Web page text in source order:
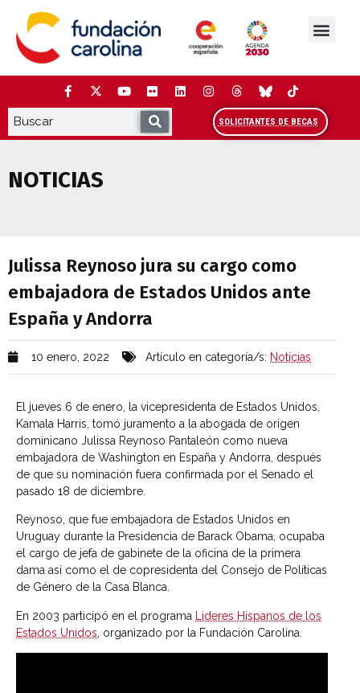
contenido
SOLICITANTES DE BECAS
NOTICIAS
Julissa Reynoso jura su cargo como
embajadora de Estados Unidos ante
España y Andorra
10 enero, 2022 Artículo en categoría/s: Noticias
El jueves 6 de enero, la vicepresidenta de Estados Unidos,
Kamala Harris, tomó juramento a la abogada de origen
dominicano Julissa Reynoso Pantaleón como nueva
embajadora de Washington en España y Andorra, después
de que su nominación fuera confirmada por el Senado el
pasado 18 de diciembre.
Reynoso, que fue embajadora de Estados Unidos en
Uruguay durante la Presidencia de Barack Obama, ocupaba
el cargo de jefa de gabinete de la oficina de la primera
dama así como el de copresidenta del Consejo de Políticas
de Género de la Casa Blanca.
En 2003 participó en el programa
Lideres Hispanos de los
Estados Unidos , organizado por la Fundación Carolina.